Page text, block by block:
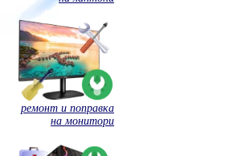
ремонт и поправка
на монитори